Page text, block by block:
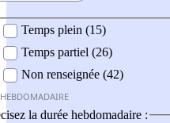
Temps plein (15)
Temps partiel (26)
Non renseignée (42)
la durée hebdomadaire :